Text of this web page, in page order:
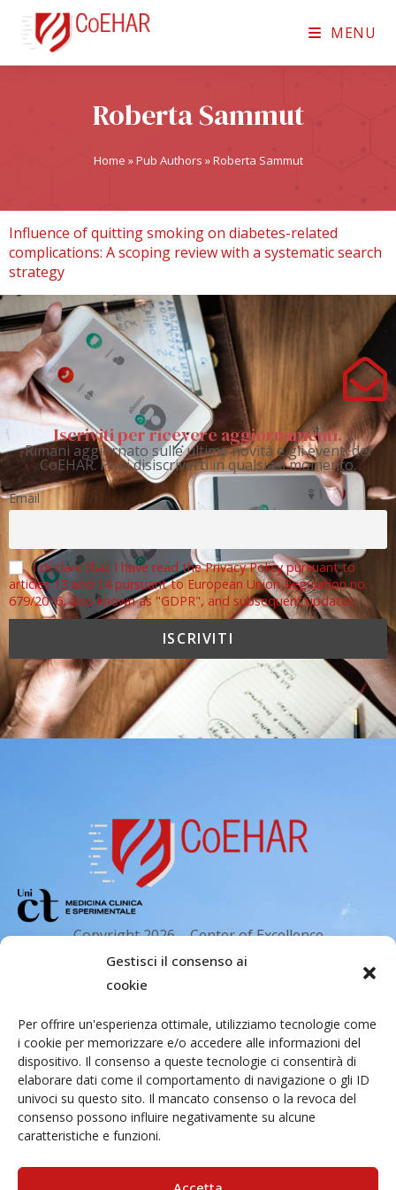
Gestisci il consenso ai
cookie
Per offrire un'esperienza ottimale, utilizziamo tecnologie come
i cookie per memorizzare e/o accedere alle informazioni del
dispositivo. Il consenso a queste tecnologie ci consentirà di
elaborare dati come il comportamento di navigazione o gli ID
univoci su questo sito. Il mancato consenso o la revoca del
consenso possono influire negativamente su alcune
caratteristiche e funzioni.
MENU
Roberta Sammut
Home »Pub Authors »Roberta Sammut
Influence of quitting smoking on diabetes-related
complications: A scoping review with a systematic search
strategy
Iscriviti per ricevere aggiornamenti.
Rimani aggiornato sulle ultime novità e gli eventi del
CoEHAR. Puoi disiscriverti in qualsiasi momento.
Email
I declare that I have read the Privacy Policy pursuant to
articles 13 and 14 pursuant to European Union Regulation no.
679/2016, also known as "GDPR", and subsequent updates.
Copyright 2026 – Center of Excellence
for the acceleration of Harm Reduction.
Tutti i diritti riservati.
Indirizzo email
Via Santa Sofia 89, 95123 Catania
cr.coehar@unict.it